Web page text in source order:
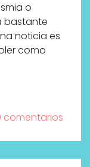
o
bastante
noticia es
como
comentarios